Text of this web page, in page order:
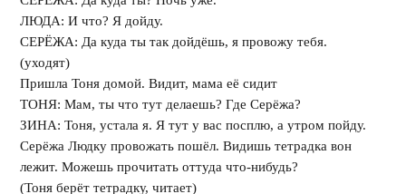
ЛЮДА: И что? Я дойду.
СЕРЁЖА: Да куда ты так дойдёшь, я провожу тебя.
(уходят)
Пришла Тоня домой. Видит, мама её сидит
ТОНЯ: Мам, ты что тут делаешь? Где Серёжа?
ЗИНА: Тоня, устала я. Я тут у вас посплю, а утром пойду.
Серёжа Людку провожать пошёл. Видишь тетрадка вон
лежит. Можешь прочитать оттуда что-нибудь?
(Тоня берёт тетрадку, читает)